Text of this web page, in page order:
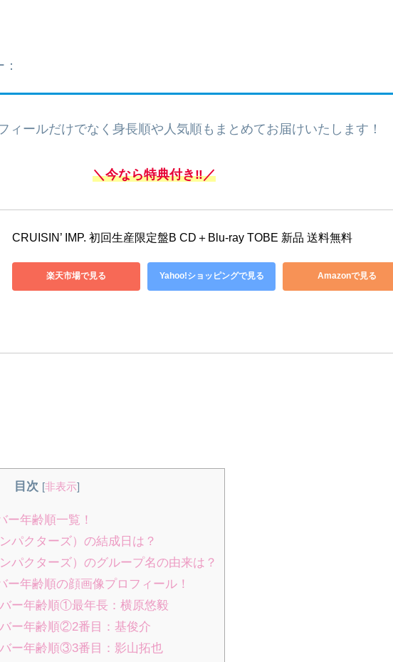
ィールだけでなく身長順や人気順もまとめてお届けいたします！
＼今なら特典付き‼／
CRUISIN’ IMP. 初回生産限定盤B CD＋Blu-ray TOBE 新品 送料無料
楽天市場で見る Yahoo!ショッピングで見る Amazonで見る
目次 [非表示]
ー年齢順一覧！
パクターズ）の結成日は？
パクターズ）のグループ名の由来は？
ー年齢順の顔画像プロフィール！
ー年齢順①最年長：横原悠毅
ー年齢順②2番目：基俊介
ー年齢順③3番目：影山拓也